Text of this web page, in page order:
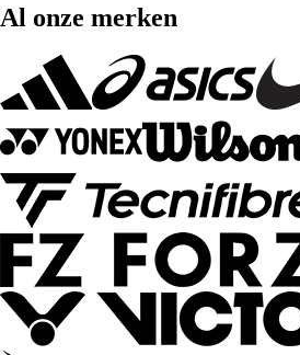
Al onze merken